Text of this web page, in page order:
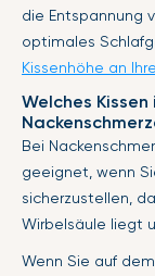
die Entspannung
optimales
Kissenhöhe an
Welches
Bei
geeignet, wenn
sicherzustellen,
Wirbelsäule liegt
Wenn Sie auf